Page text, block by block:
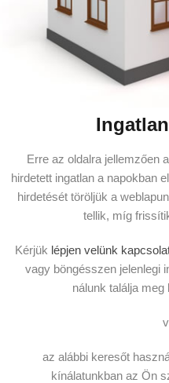
Erre az oldalra jellemzően
hirdetett ingatlan a napokban
hirdetését töröljük a
tellik, míg
Kérjük lépjen velünk
vagy böngésszen jelenlegi
nálunk találja
az alábbi keresőt
kínálatunkban az Ön